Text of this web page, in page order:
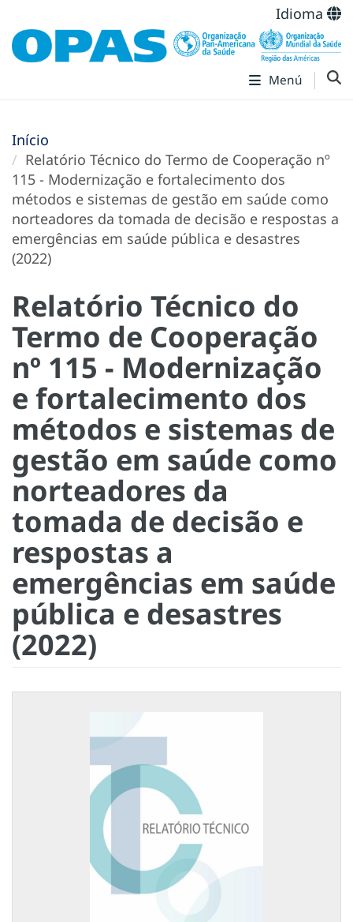
Idioma
Menú
Início
Relatório Técnico do Termo de Cooperação nº
115 - Modernização e fortalecimento dos
métodos e sistemas de gestão em saúde como
norteadores da tomada de decisão e respostas a
emergências em saúde pública e desastres
(2022)
Relatório Técnico do
Termo de Cooperação
nº 115 - Modernização
e fortalecimento dos
métodos e sistemas de
gestão em saúde como
norteadores da
tomada de decisão e
respostas a
emergências em saúde
pública e desastres
(2022)